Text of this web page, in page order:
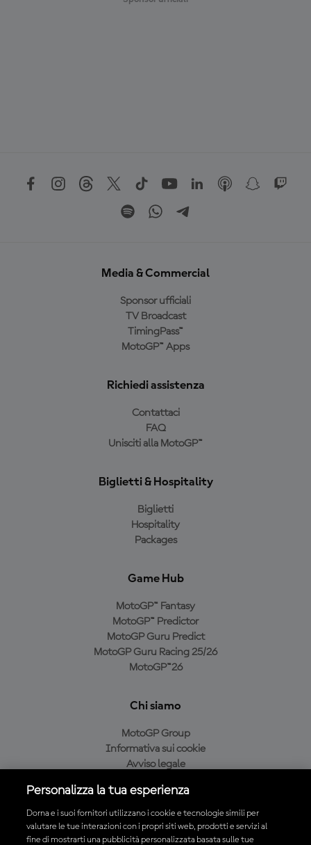
Media & Commercial
Sponsor ufficiali
TV Broadcast
TimingPass™
MotoGP™ Apps
Richiedi assistenza
Contattaci
FAQ
Unisciti alla MotoGP™
Biglietti & Hospitality
Biglietti
Hospitality
Packages
Game Hub
MotoGP™ Fantasy
MotoGP™ Predictor
MotoGP Guru Predict
MotoGP Guru Racing 25/26
MotoGP™26
Chi siamo
MotoGP Group
Informativa sui cookie
Avviso legale
Condizioni di acquisto
Personalizza la tua esperienza
Dorna e i suoi fornitori utilizzano i cookie e tecnologie simili per
valutare le tue interazioni con i propri siti web, prodotti e servizi al
fine di mostrarti una pubblicità personalizzata basata sulle tue